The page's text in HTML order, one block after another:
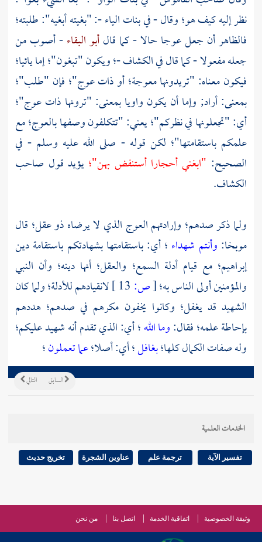
نظر إليه كيف هو؛ وقال - في بنات الياء -: "بغيته أبغيه": طلبته؛
فالظاهر أن جعل عوجا حالا - كما قالأبو البقاء- أصوب من
جعله مفعولا - كما قال في الكشاف -؛ ويكون "تبغون"؛ إما يائيا؛
فيكون معناه: "تريدونها معوجة؛ أو ذات عوج"؛ فإن "طلب"؛
بمعنى: أراد; وإما أن يكون واويا بمعنى: "ترونها ذات عوج"؛
أي: "تجعلونها في نظركم"؛ يعني: "تتكلفون وصفها بالعوج؛ مع
علمكم باستقامتها"؛ لكن قوله - صلى الله عليه وسلم - في
الصحيح: "ابغني أحجارا أستنفض بهن"؛يؤيد قول صاحب
الكشاف.
ولما ذكر صدهم؛ وإرادتهم العوج الذي لا يرضاه ذو عقل؛ قال
موبخا: وأنتم شهداء ؛ أي: باستقامتها بشهادتكم باستقامة دين
إبراهيم؛ مع قيام أدلة السمع؛ والعقل؛ أنها دينه؛ وأن النبي
والمؤمنين أولى الناس به؛[ص:
لانقيادهم للأدلة؛ ولما كان
الشهيد قد يغفل؛ وكانوا يخفون مكرهم في صدهم؛ هددهم
بإحاطة علمه؛ فقال:وما الله؛ أي: الذي تقدم أنه شهيد عليكم؛
وله صفات الكمال كلها؛بغافل؛ أي: أصلا؛عما تعملون؛
التالي السابق
الخدمات العلمية
تفسير الآية ترجمة علم عناوين الشجرة تخريج حديث
وثيقة الخصوصية اتفاقية الخدمة اتصل بنا من نحن